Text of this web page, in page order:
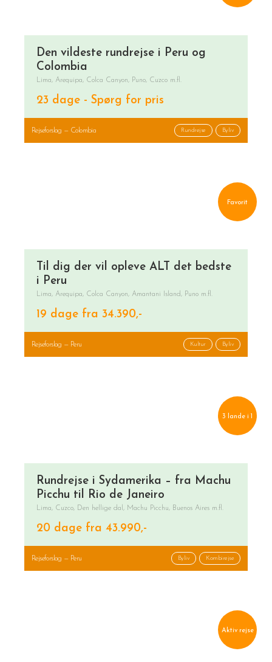
Den vildeste rundrejse i Peru og
Colombia
Lima, Arequipa, Colca Canyon, Puno, Cuzco m.fl.
23 dage - Spørg for pris
Rejseforslag — Colombia Rundrejse Byliv
Favorit
Til dig der vil opleve ALT det bedste
i Peru
Lima, Arequipa, Colca Canyon, Amantani Island, Puno m.fl.
19 dage fra 34.390,-
Rejseforslag — Peru Kultur Byliv
3 lande i 1
Rundrejse i Sydamerika – fra Machu
Picchu til Rio de Janeiro
Lima, Cuzco, Den hellige dal, Machu Picchu, Buenos Aires m.fl.
20 dage fra 43.990,-
Rejseforslag — Peru Byliv Kombirejse
Aktiv rejse